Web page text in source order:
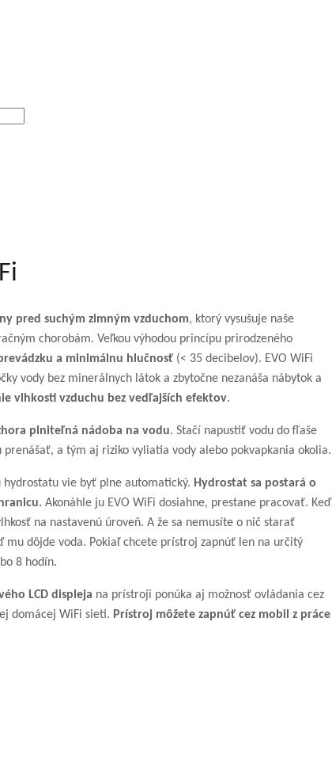
pred suchým zimným vzduchom, ktorý vysušuje naše
chorobám. Veľkou výhodou princípu prirodzeného
a minimálnu hlučnosť (< 35 decibelov). EVO WiFi
vody bez minerálnych látok a zbytočne nezanáša nábytok a
vlhkosti vzduchu bez vedľajších efektov.
plniteľná nádoba na vodu. Stačí napustiť vodu do fľaše
a tým aj riziko vyliatia vody alebo pokvapkania okolia.
hydrostatu vie byť plne automatický. Hydrostat sa postará o
Akonáhle ju EVO WiFi dosiahne, prestane pracovať. Keď
na nastavenú úroveň. A že sa nemusíte o nič starať
mu dôjde voda. Pokiaľ chcete prístroj zapnúť len na určitý
8 hodín.
LCD displeja na prístroji ponúka aj možnosť ovládania cez
domácej WiFi sieti. Prístroj môžete zapnúť cez mobil z práce